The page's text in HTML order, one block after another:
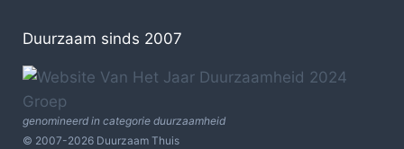
Duurzaam sinds 2007
genomineerd in categorie duurzaamheid
© 2007-2026 Duurzaam Thuis